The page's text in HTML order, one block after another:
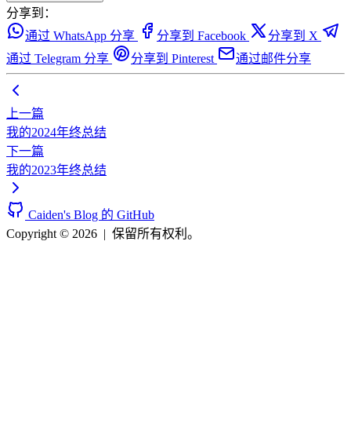
分享到：
通过 WhatsApp 分享
分享到 Facebook
分享到 X
通过 Telegram 分享
分享到 Pinterest 通过邮件分享
上一篇
我的2024年终总结
下一篇
我的2023年终总结
Caiden's Blog 的 GitHub
Copyright © 2026 | 保留所有权利。